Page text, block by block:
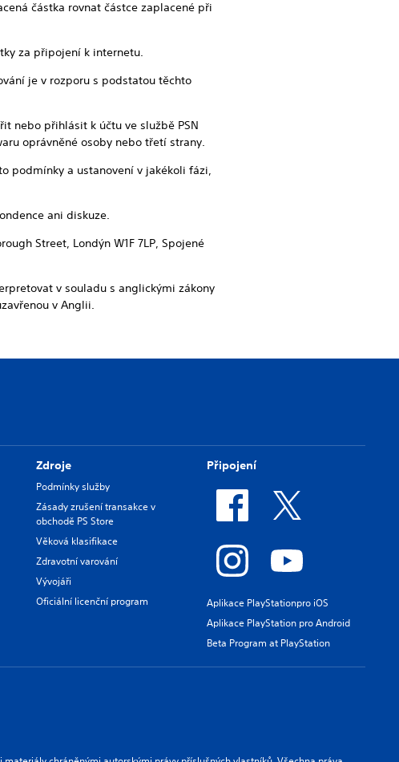
částka rovnat částce zaplacené při
za připojení k internetu.
je v rozporu s podstatou těchto
nebo přihlásit k účtu ve službě PSN
oprávněné osoby nebo třetí strany.
podmínky a ustanovení v jakékoli fázi,
ani diskuze.
Street, Londýn W1F 7LP, Spojené
v souladu s anglickými zákony
v Anglii.
Zdroje
Podmínky služby
Zásady zrušení transakce v
obchodě PS Store
Věková klasifikace
Zdravotní varování
Vývojáři
Oficiální licenční program
Připojení
Aplikace PlayStationpro iOS
Aplikace PlayStation pro Android
Beta Program at PlayStation